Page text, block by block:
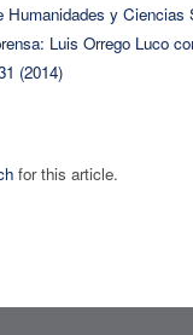
y Ciencias
Luis Orrego Luco
(2014)
for this article.